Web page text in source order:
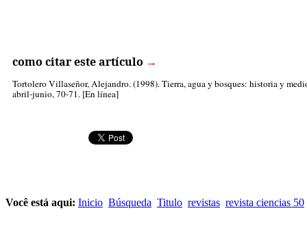
como citar este artículo →
Tortolero Villaseñor, Alejandro. (1998). Tierra, agua y bosques: historia y
abril-junio, 70-71. [En línea]
Você está aqui: Inicio Búsqueda Titulo revistas revista ciencias 50